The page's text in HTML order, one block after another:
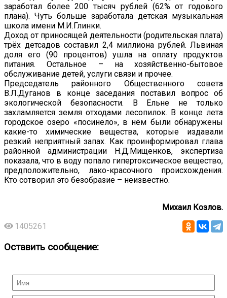
заработал более 200 тысяч рублей (62% от годового
плана). Чуть больше заработала детская музыкальная
школа имени М.И.Глинки.
Доход от приносящей деятельности (родительская плата)
трёх детсадов составил 2,4 миллиона рублей. Львиная
доля его (90 процентов) ушла на оплату продуктов
питания. Остальное – на хозяйственно-бытовое
обслуживание детей, услуги связи и прочее.
Председатель районного Общественного совета
В.Л.Дуганов в конце заседания поставил вопрос об
экологической безопасности. В Ельне не только
захламляется земля отходами лесопилок. В конце лета
городское озеро «посинело», в нём были обнаружены
какие-то химические вещества, которые издавали
резкий неприятный запах. Как проинформировал глава
районной администрации Н.Д.Мищенков, экспертиза
показала, что в воду попало гипертоксическое вещество,
предположительно, лако-красочного происхождения.
Кто сотворил это безобразие – неизвестно.
Михаил Козлов.
1405261
Оставить сообщение: